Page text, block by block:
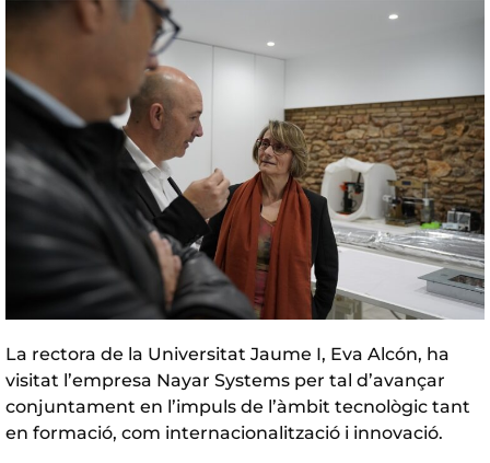
La rectora de la Universitat Jaume I, Eva Alcón, ha
visitat l’empresa Nayar Systems per tal d’avançar
conjuntament en l’impuls de l’àmbit tecnològic tant
en formació, com internacionalització i innovació.